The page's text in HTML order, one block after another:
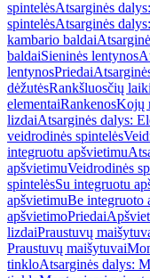
spintelėsAtsarginės
spintelėsAtsarginės
kambario baldai
baldaiSieninės lentynos
lentynosPriedai
dėžutėsRankšluosčių
elementaiRankenosKojų
lizdaiAtsarginės dalys:
veidrodinės spintelės
integruotu apšvietimu
apšvietimuVeidrodinės
spintelėsSu integruotu
apšvietimuBe integruoto
apšvietimoPriedai
lizdaiPraustuvų
Praustuvų maišytuvai
tinkloAtsarginės dalys: